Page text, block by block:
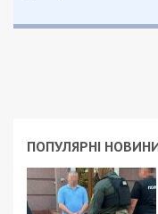
пенсію в 60
Чи будуть